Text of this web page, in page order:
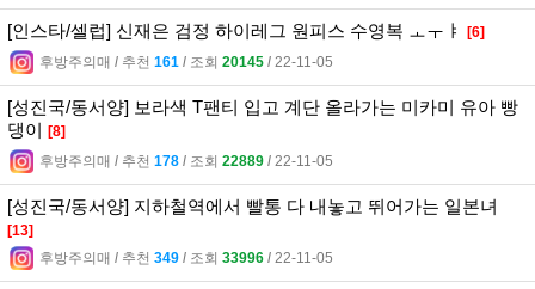
[인스타/셀럽] 신재은 검정 하이레그 원피스 수영복 ㅗㅜㅑ
[6]
후방주의매 l 추천 161 l 조회 20145 l 22-11-05
[성진국/동서양] 보라색 T팬티 입고 계단 올라가는 미카미 유아 빵
댕이 [8]
후방주의매 l 추천 178 l 조회 22889 l 22-11-05
[성진국/동서양] 지하철역에서 빨통 다 내놓고 뛰어가는 일본녀
[13]
후방주의매 l 추천 349 l 조회 33996 l 22-11-05